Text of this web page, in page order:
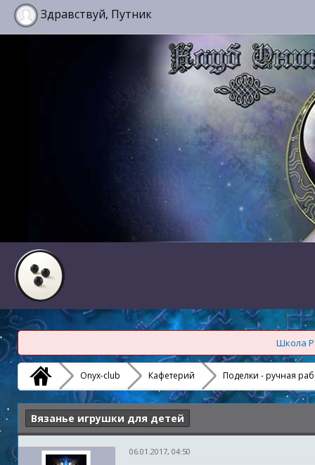
Здравствуй, Путник
Школа
Onyx-club Кафетерий Поделки - ручная
Вязанье игрушки для детей
06.01.2017, 04:50